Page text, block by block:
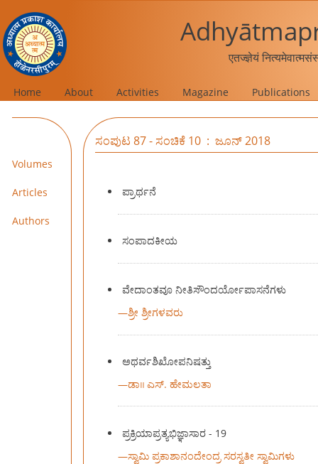
एतज्ज्ञेयं
Home About Activities Magazine Publications
Volumes
Articles
Authors
ಸಂಪುಟ 87 - ಸಂಚಿಕೆ 10 : ಜೂನ್ 2018
ಪ್ರಾರ್ಥನೆ
ಸಂಪಾದಕೀಯ
ವೇದಾಂತವೂ ನೀತಿಸೌಂದರ್ಯೋಪಾಸನೆಗಳು
—ಶ್ರೀ ಶ್ರೀಗಳವರು
ಅಥರ್ವಶಿಖೋಪನಿಷತ್ತು
—ಡಾ॥ ಎಸ್. ಹೇಮಲತಾ
ಪ್ರಕ್ರಿಯಾಪ್ರತ್ಯಭಿಜ್ಞಾಸಾರ - 19
—ಸ್ವಾಮಿ ಪ್ರಕಾಶಾನಂದೇಂದ್ರ ಸರಸ್ವತೀ ಸ್ವಾಮಿಗಳು